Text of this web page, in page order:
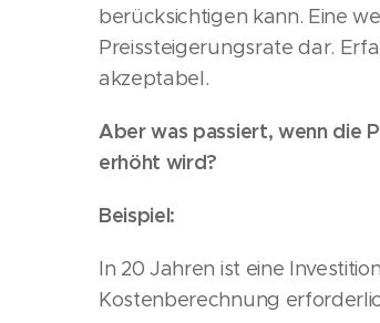
berücksichtigen kann. Eine
Preissteigerungsrate dar.
akzeptabel.
Aber was passiert, wenn die
erhöht wird?
Beispiel:
In 20 Jahren ist eine
Kostenberechnung